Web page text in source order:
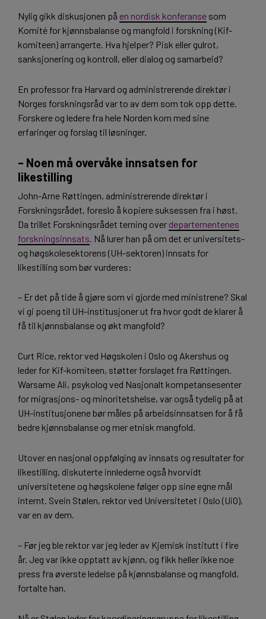
Nylig gikk diskusjonen på en nordisk konferanse som
Komité for kjønnsbalanse og mangfold i forskning (Kif-
komiteen) arrangerte. Hva hjelper? Pisk eller gulrot,
sanksjonering og kontroll, eller dialog og samarbeid?
En professor fra Harvard og administrerende direktør i
Norges forskningsråd var to av dem som tok opp dette.
Forskere og ledere fra hele Norden kom med sine
erfaringer og forslag til løsninger.
– Noen må overvåke innsatsen for
likestilling
John-Arne Røttingen, administrerende direktør i
Forskningsrådet, foreslo å kopiere suksessen fra i høst.
Da trillet Forskningsrådet terning over departementenes
forskningsinnsats . Nå lurer han på om det er universitets-
og høgskolesektorens (UH-sektoren) innsats for
likestilling som bør vurderes:
– Er det på tide å gjøre som vi gjorde med ministrene? Skal
vi gi poeng til UH-institusjoner ut fra hvor godt de klarer å
få til kjønnsbalanse og økt mangfold?
Curt Rice, rektor ved Høgskolen i Oslo og Akershus og
leder for Kif-komiteen, støtter forslaget fra Røttingen.
Warsame Ali, psykolog ved Nasjonalt kompetansesenter
for migrasjons- og minoritetshelse, var også tydelig på at
UH-institusjonene bør måles på arbeidsinnsatsen for å få
bedre kjønnsbalanse og mer etnisk mangfold.
Utover en nasjonal oppfølging av innsats og resultater for
likestilling, diskuterte innlederne også hvorvidt
universitetene og høgskolene følger opp sine egne mål
internt. Svein Stølen, rektor ved Universitetet i Oslo (UiO),
var en av dem.
– Før jeg ble rektor var jeg leder av Kjemisk institutt i fire
år. Jeg var ikke opptatt av kjønn, og fikk heller ikke noe
press fra øverste ledelse på kjønnsbalanse og mangfold,
fortalte han.